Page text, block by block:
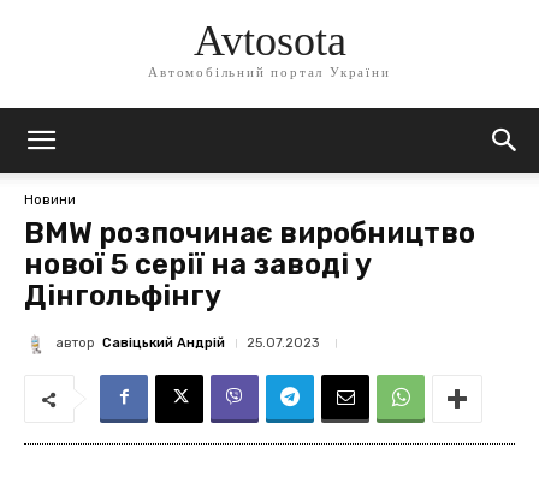
Avtosota
Автомобільний портал України
Новини
BMW розпочинає виробництво
нової 5 серії на заводі у
Дінгольфінгу
автор Савіцький Андрій 25.07.2023